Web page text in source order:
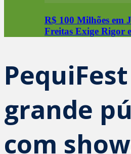
R$ 100 Milhões em
Freitas Exige Rigor
grande
com